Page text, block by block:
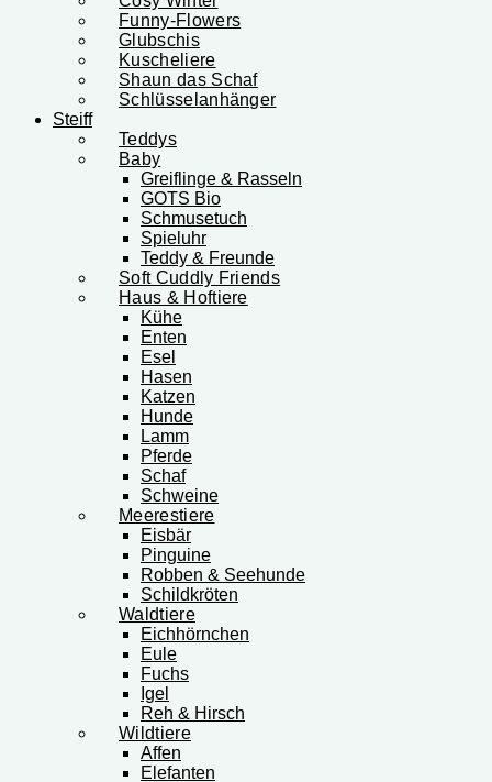
Funny-Flowers
Glubschis
Kuscheliere
Shaun das Schaf
Schlüsselanhänger
Steiff
Teddys
Baby
Greiflinge & Rasseln
GOTS Bio
Schmusetuch
Spieluhr
Teddy & Freunde
Soft Cuddly Friends
Haus & Hoftiere
Kühe
Enten
Esel
Hasen
Katzen
Hunde
Lamm
Pferde
Schaf
Schweine
Meerestiere
Eisbär
Pinguine
Robben & Seehunde
Schildkröten
Waldtiere
Eichhörnchen
Eule
Fuchs
Igel
Reh & Hirsch
Wildtiere
Affen
Elefanten